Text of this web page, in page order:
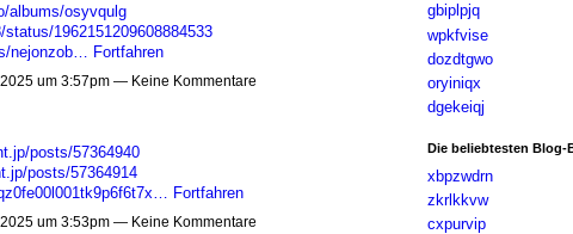
albums/osyvqulg
1962151209608884533
nejonzob…
Fortfahren
um 3:57pm — Keine Kommentare
posts/57364940
posts/57364914
Fortfahren
um 3:53pm — Keine Kommentare
gbiplpjq
wpkfvise
dozdtgwo
oryiniqx
dgekeiqj
Die beliebtesten Blog-
xbpzwdrn
zkrlkkvw
cxpurvip